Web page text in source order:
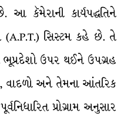
કૅમેરાની કાર્યપદ્ધતિને
(A.P.T.) સિસ્ટમ કહે છે. તે
ભૂપ્રદેશો ઉપર થઈને ઉપગ્રહ
વાદળો અને તેમના આંતરિક
પ્રોગ્રામ અનુસાર